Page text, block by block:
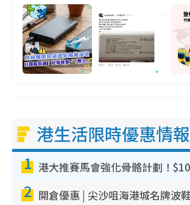
港生活限時優惠情報
1
2